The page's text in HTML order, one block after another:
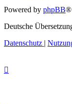
Powered by phpBB®
Deutsche
Datenschutz |